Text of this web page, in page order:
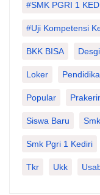
#SMK PGRI 1
#Uji Kompetensi
BKK BISA
Loker
Popular
Siswa Baru Smk
Smk Pgri 1 Kediri
Tkr Ukk